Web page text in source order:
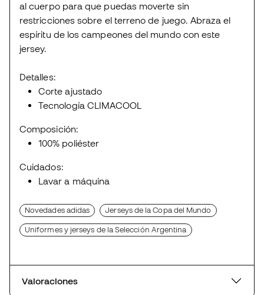
al cuerpo para que puedas moverte sin
restricciones sobre el terreno de juego. Abraza el
espíritu de los campeones del mundo con este
jersey.
Detalles:
Corte ajustado
Tecnología CLIMACOOL
Composición:
100% poliéster
Cuidados:
Lavar a máquina
Novedades adidas Jerseys de la Copa del Mundo
Uniformes y jerseys de la Selección Argentina
Valoraciones